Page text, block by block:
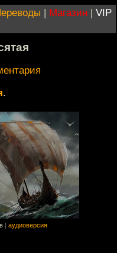
| Магазин | VIP
.
аудиоверсия